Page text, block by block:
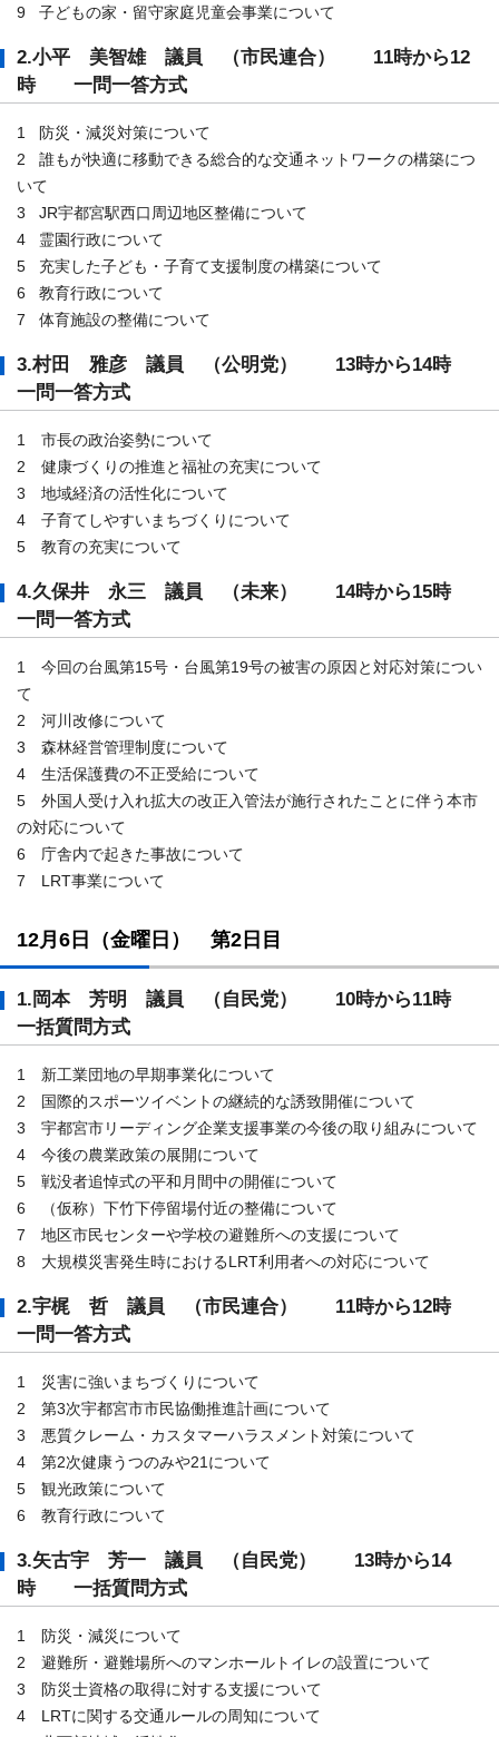
9 子どもの家・留守家庭児童会事業について
2.小平 美智雄 議員 （市民連合） 11時から12
時 一問一答方式
1 防災・減災対策について
2 誰もが快適に移動できる総合的な交通ネットワークの構築につ
いて
3 JR宇都宮駅西口周辺地区整備について
4 霊園行政について
5 充実した子ども・子育て支援制度の構築について
6 教育行政について
7 体育施設の整備について
3.村田 雅彦 議員 （公明党） 13時から14時
一問一答方式
1 市長の政治姿勢について
2 健康づくりの推進と福祉の充実について
3 地域経済の活性化について
4 子育てしやすいまちづくりについて
5 教育の充実について
4.久保井 永三 議員 （未来） 14時から15時
一問一答方式
1 今回の台風第15号・台風第19号の被害の原因と対応対策につい
て
2 河川改修について
3 森林経営管理制度について
4 生活保護費の不正受給について
5 外国人受け入れ拡大の改正入管法が施行されたことに伴う本市
の対応について
6 庁舎内で起きた事故について
7 LRT事業について
12月6日（金曜日） 第2日目
1.岡本 芳明 議員 （自民党） 10時から11時
一括質問方式
1 新工業団地の早期事業化について
2 国際的スポーツイベントの継続的な誘致開催について
3 宇都宮市リーディング企業支援事業の今後の取り組みについて
4 今後の農業政策の展開について
5 戦没者追悼式の平和月間中の開催について
6 （仮称）下竹下停留場付近の整備について
7 地区市民センターや学校の避難所への支援について
8 大規模災害発生時におけるLRT利用者への対応について
2.宇梶 哲 議員 （市民連合） 11時から12時
一問一答方式
1 災害に強いまちづくりについて
2 第3次宇都宮市市民協働推進計画について
3 悪質クレーム・カスタマーハラスメント対策について
4 第2次健康うつのみや21について
5 観光政策について
6 教育行政について
3.矢古宇 芳一 議員 （自民党） 13時から14
時 一括質問方式
1 防災・減災について
2 避難所・避難場所へのマンホールトイレの設置について
3 防災士資格の取得に対する支援について
4 LRTに関する交通ルールの周知について